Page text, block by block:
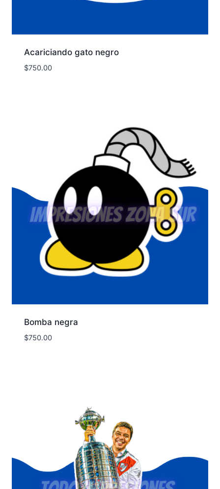
Acariciando gato negro
$750.00
Bomba negra
$750.00